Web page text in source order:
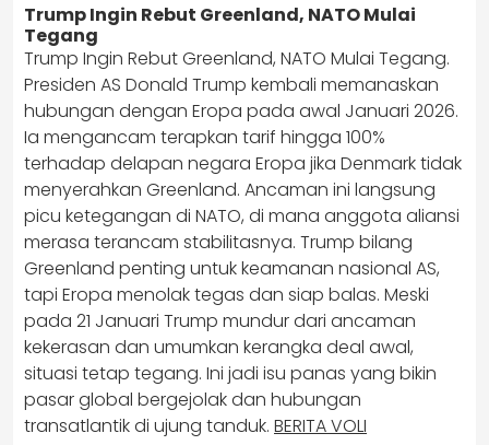
Trump Ingin Rebut Greenland, NATO Mulai
Tegang
Trump Ingin Rebut Greenland, NATO Mulai Tegang.
Presiden AS Donald Trump kembali memanaskan
hubungan dengan Eropa pada awal Januari 2026.
Ia mengancam terapkan tarif hingga 100%
terhadap delapan negara Eropa jika Denmark tidak
menyerahkan Greenland. Ancaman ini langsung
picu ketegangan di NATO, di mana anggota aliansi
merasa terancam stabilitasnya. Trump bilang
Greenland penting untuk keamanan nasional AS,
tapi Eropa menolak tegas dan siap balas. Meski
pada 21 Januari Trump mundur dari ancaman
kekerasan dan umumkan kerangka deal awal,
situasi tetap tegang. Ini jadi isu panas yang bikin
pasar global bergejolak dan hubungan
transatlantik di ujung tanduk. BERITA VOLI